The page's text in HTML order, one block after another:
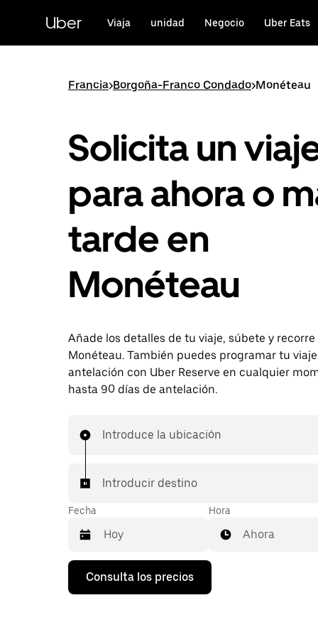
contenido
principal
Uber Viaja unidad Negocio Uber Eats
Francia>Borgoña-Franco Condado>Monéteau
Solicita un
para ahora o
tarde en
Monéteau
Añade los detalles de tu viaje, súbete y recorre
Monéteau. También puedes programar tu
antelación con Uber Reserve en cualquier
hasta 90 días de antelación.
Introduce la ubicación
Introducir destino
Fecha
Pulsa
flecha
Hora
Ahora
Consulta los precios